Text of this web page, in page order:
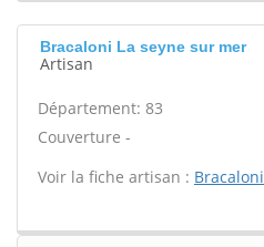
Bracaloni La seyne sur mer
Artisan
Département: 83
Couverture -
Voir la fiche artisan : Bracaloni